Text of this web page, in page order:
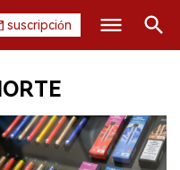
suscripción